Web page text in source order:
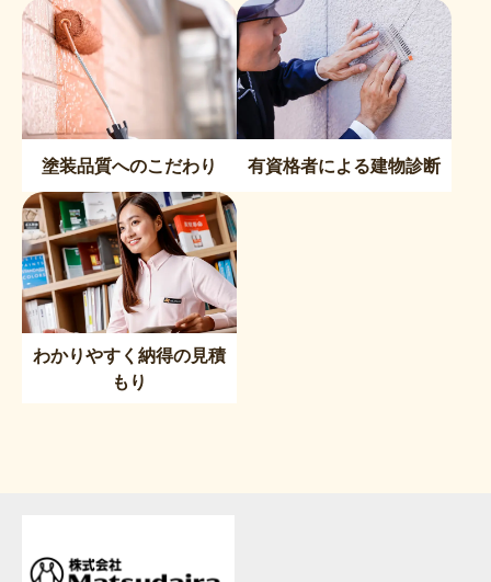
塗装品質へのこだわり 有資格者による建物診断
わかりやすく納得の見積
もり